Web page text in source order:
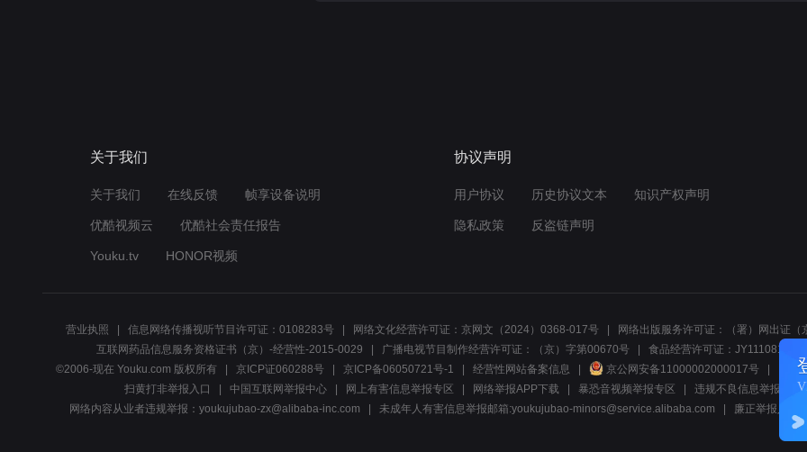
关于我们
关于我们 在线反馈 帧享设备说明
优酷视频云 优酷社会责任报告
Youku.tv HONOR视频
协议声明
用户协议 历史协议文本 知识产权声明
隐私政策 反盗链声明
营业执照 信息网络传播视听节目许可证：0108283号 网络文化经营许可证：京网文（2024）0368-017号
网络出版服务许可证：（署）网出证（
互联网药品信息服务资格证书（京）-经营性-2015-0029
广播电视节目制作经营许可证：（京）字第00670号
食品经营许可证：
©2006-现在 Youku.com 版权所有
京ICP证060288号 京ICP备06050721号-1 经营性网站备案信息 京公网安备11000002000017号
网络
扫黄打非举报入口
中国互联网举报中心 网上有害信息举报专区 网络举报APP下载 暴恐音视频举报专区
违规不良信息举报:电
网络内容从业者违规举报：youkujubao-zx@alibaba-inc.com
未成年人有害信息举报邮箱:youkujubao-minors@service.alibaba.com 廉正举报入口